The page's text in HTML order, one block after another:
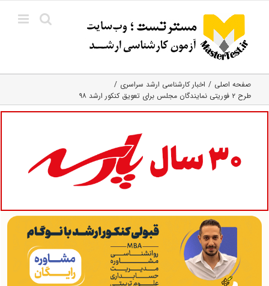
content
صفحه اصلی
اخبار کارشناسی ارشد سراسری
طرح ۲ فوریتی نمایندگان مجلس برای تعویق کنکور ارشد ۹۸